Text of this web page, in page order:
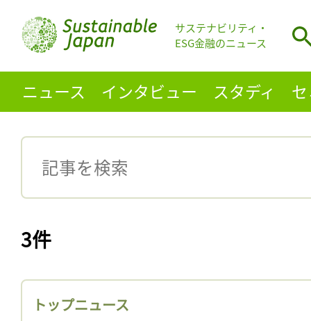
サステナビリティ・
ESG金融のニュース
ニュース インタビュー スタディ
3件
トップニュース